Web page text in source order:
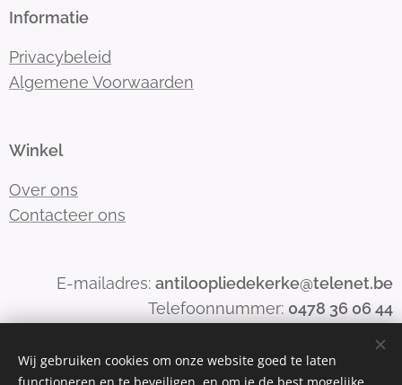
Informatie
Privacybeleid
Algemene Voorwaarden
Winkel
Over ons
Contacteer ons
E-mailadres: antiloopliedekerke@telenet.be
Telefoonnummer: 0478 36 06 44
Wij gebruiken cookies om onze website goed te laten